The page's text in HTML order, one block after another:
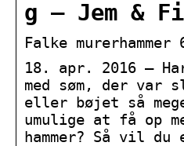
g – Jem &
Falke
18. apr. 2016 —
med søm, der var
eller bøjet så
umulige at få op
hammer? Så vil du